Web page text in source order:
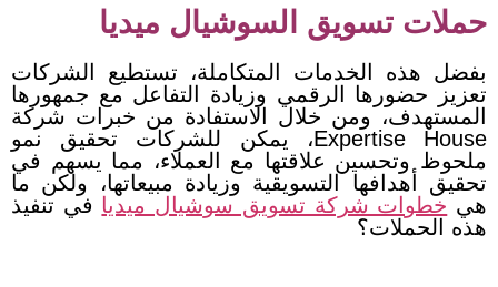
حملات تسويق السوشيال ميديا
بفضل هذه الخدمات المتكاملة، تستطيع الشركات
تعزيز حضورها الرقمي وزيادة التفاعل مع جمهورها
المستهدف، ومن خلال الاستفادة من خبرات شركة
Expertise House، يمكن للشركات تحقيق نمو
ملحوظ وتحسين علاقتها مع العملاء، مما يسهم في
تحقيق أهدافها التسويقية وزيادة مبيعاتها، ولكن ما
هي خطوات شركة تسويق سوشيال ميديا في تنفيذ
هذه الحملات؟